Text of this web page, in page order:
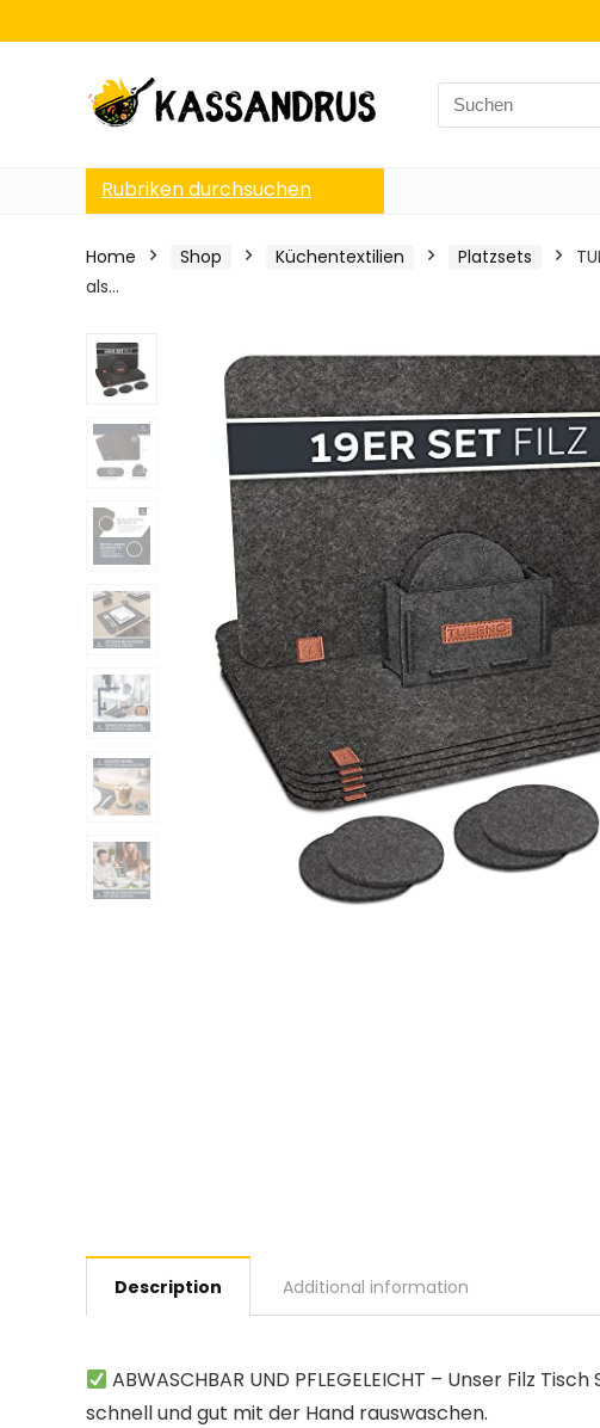
Search
for:
Rubriken durchsuchen
Home Shop Küchentextilien Platzsets
als…
Description Additional information
ABWASCHBAR UND PFLEGELEICHT – Unser Filz
schnell und gut mit der Hand rauswaschen.